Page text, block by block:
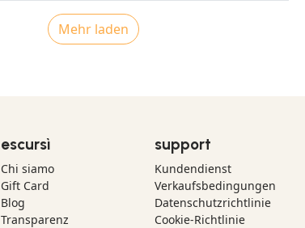
Mehr laden
escursì
Chi siamo
Gift Card
Blog
Transparenz
support
Kundendienst
Verkaufsbedingungen
Datenschutzrichtlinie
Cookie-Richtlinie